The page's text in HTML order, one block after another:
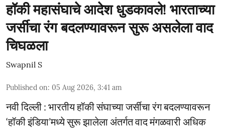
हॉकी महासंघाचे आदेश धुडकावले! भारताच्या
जर्सीचा रंग बदलण्यावरून सुरू असलेला वाद
चिघळला
Swapnil S
Published on: 05 Aug 2026, 3:41 am
नवी दिल्ली : भारतीय हॉकी संघाच्या जर्सीचा रंग बदलण्यावरून
‘हॉकी इंडिया’मध्ये सुरू झालेला अंतर्गत वाद मंगळवारी अधिक